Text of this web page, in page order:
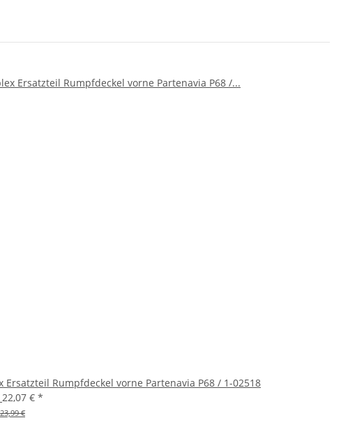
Ersatzteil Rumpfdeckel vorne Partenavia P68 / 1-02518
22,07 € *
23,99 €